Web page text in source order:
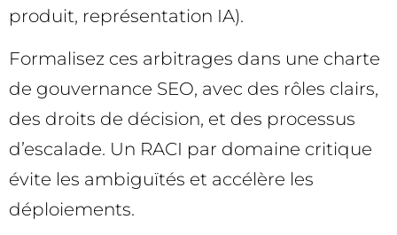
produit, représentation IA).
Formalisez ces arbitrages dans une charte
de gouvernance SEO, avec des rôles clairs,
des droits de décision, et des processus
d’escalade. Un RACI par domaine critique
évite les ambiguïtés et accélère les
déploiements.